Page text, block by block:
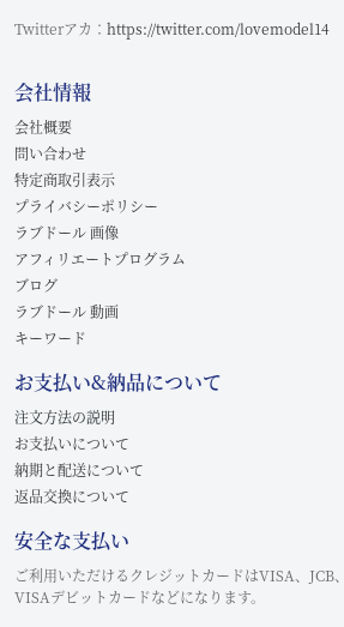
Twitterアカ： https://twitter.com/lovemodel14
会社情報
会社概要
問い合わせ
特定商取引表示
プライバシーポリシー
ラブドール 画像
アフィリエートプログラム
ブログ
ラブドール 動画
キーワード
お支払い&納品について
注文方法の説明
お支払いについて
納期と配送について
返品交換について
安全な支払い
ご利用いただけるクレジットカードはVISA、
VISAデビットカードなどになります。